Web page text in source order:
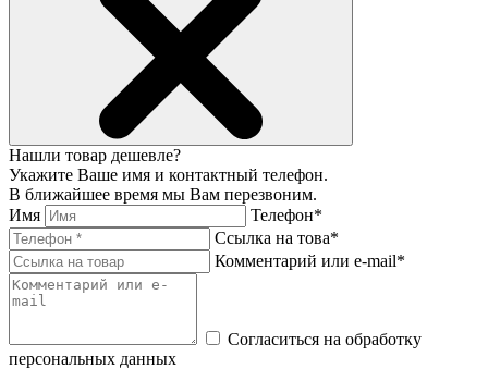
Нашли товар дешевле?
Укажите Ваше имя и контактный телефон.
В ближайшее время мы Вам перезвоним.
Имя
Телефон*
Ссылка на това*
Комментарий или e-mail*
Согласиться на обработку
персональных данных